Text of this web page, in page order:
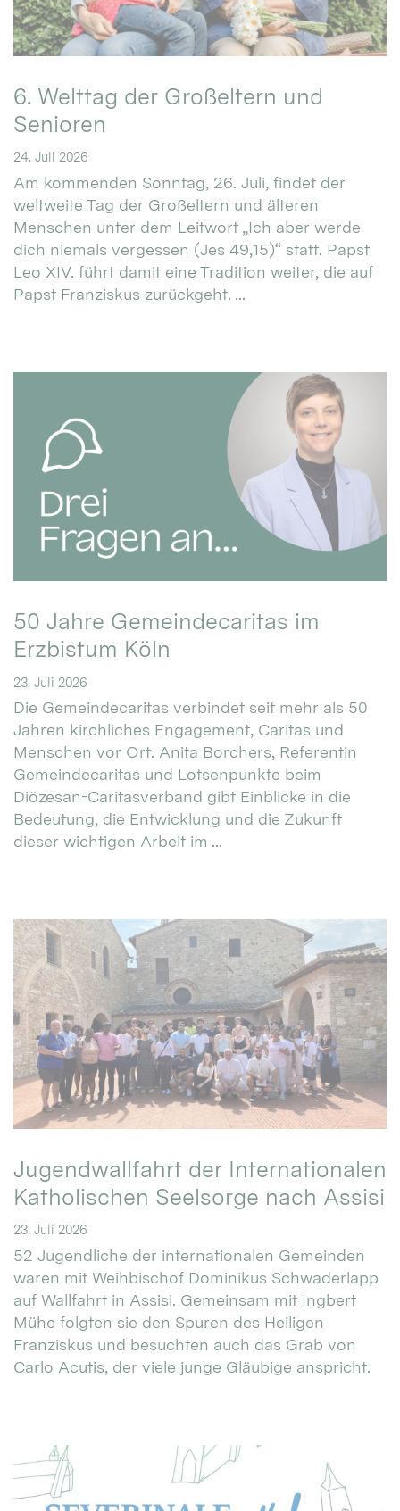
6. Welttag der Großeltern und
Senioren
24. Juli 2026
Am kommenden Sonntag, 26. Juli, findet der
weltweite Tag der Großeltern und älteren
Menschen unter dem Leitwort „Ich aber werde
dich niemals vergessen (Jes 49,15)“ statt. Papst
Leo XIV. führt damit eine Tradition weiter, die auf
Papst Franziskus zurückgeht. ...
50 Jahre Gemeindecaritas im
Erzbistum Köln
23. Juli 2026
Die Gemeindecaritas verbindet seit mehr als 50
Jahren kirchliches Engagement, Caritas und
Menschen vor Ort. Anita Borchers, Referentin
Gemeindecaritas und Lotsenpunkte beim
Diözesan-Caritasverband gibt Einblicke in die
Bedeutung, die Entwicklung und die Zukunft
dieser wichtigen Arbeit im ...
Jugendwallfahrt der Internationalen
Katholischen Seelsorge nach Assisi
23. Juli 2026
52 Jugendliche der internationalen Gemeinden
waren mit Weihbischof Dominikus Schwaderlapp
auf Wallfahrt in Assisi. Gemeinsam mit Ingbert
Mühe folgten sie den Spuren des Heiligen
Franziskus und besuchten auch das Grab von
Carlo Acutis, der viele junge Gläubige anspricht.